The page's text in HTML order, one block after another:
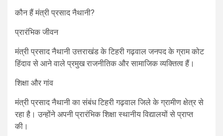
कौन हैं मंत्री प्रसाद नैथानी?
प्रारंभिक जीवन
मंत्री प्रसाद नैथानी उत्तराखंड के टिहरी गढ़वाल जनपद के ग्राम कोट
हिंदाव से आने वाले प्रमुख राजनीतिक और सामाजिक व्यक्तित्व हैं।
शिक्षा और गांव
मंत्री प्रसाद नैथानी का संबंध टिहरी गढ़वाल जिले के ग्रामीण क्षेत्र से
रहा है। उन्होंने अपनी प्रारंभिक शिक्षा स्थानीय विद्यालयों से प्राप्त
की।